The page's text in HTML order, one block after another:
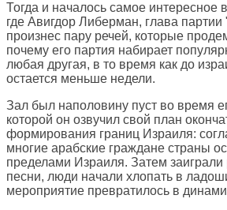
Тогда и началось самое интересное
где Авигдор Либерман, глава
произнес пару речей, которые
почему его партия набирает
любая другая, в то время как до
остается меньше недели.
Зал был наполовину пуст во время
которой он озвучил свой план
формирования границ Израиля:
многие арабские граждане страны
пределами Израиля. Затем
песни, люди начали хлопать в
мероприятие превратилось в